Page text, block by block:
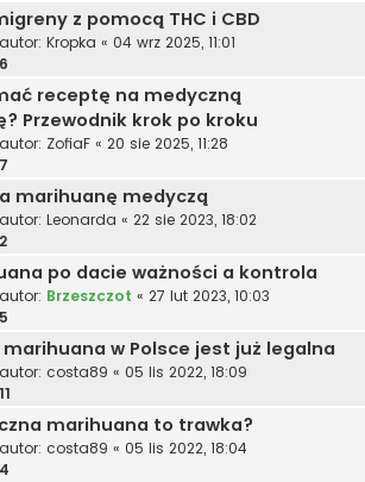
z pomocą THC i CBD
Kropka « 04 wrz 2025, 11:01
6
receptę na medyczną
Przewodnik krok po kroku
ZofiaF « 20 sie 2025, 11:28
7
marihuanę medyczą
Leonarda « 22 sie 2023, 18:02
2
po dacie ważności a kontrola
Brzeszczot « 27 lut 2023, 10:03
5
w Polsce jest już legalna
costa89 « 05 lis 2022, 18:09
11
marihuana to trawka?
costa89 « 05 lis 2022, 18:04
4